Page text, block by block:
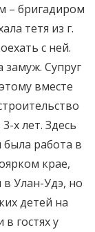
– бригадиром
тетя из г.
с ней.
Супруг
вместе
х лет. Здесь
была работа в
крае,
Улан-Удэ, но
детей на
гостях у